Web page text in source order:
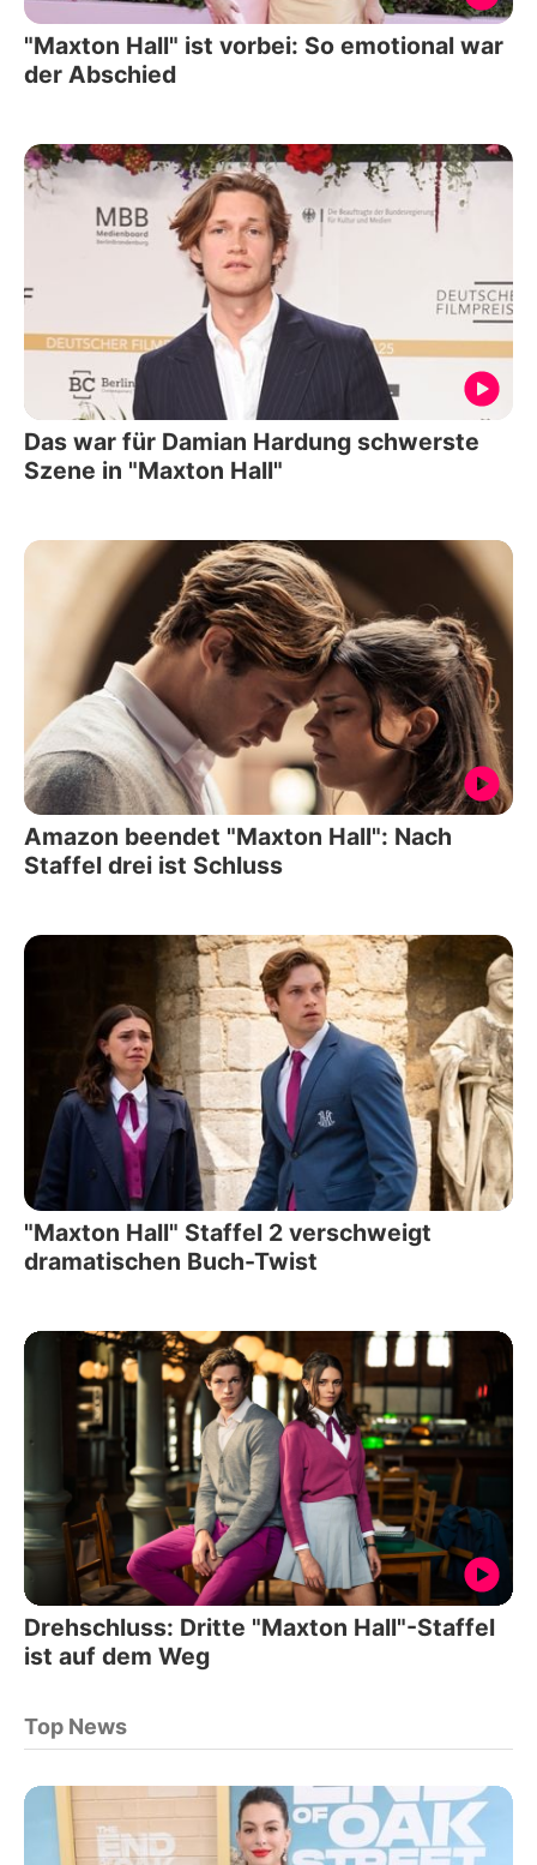
"Maxton Hall" ist vorbei: So emotional war
der Abschied
Das war für Damian Hardung schwerste
Szene in "Maxton Hall"
Amazon beendet "Maxton Hall": Nach
Staffel drei ist Schluss
"Maxton Hall" Staffel 2 verschweigt
dramatischen Buch-Twist
Drehschluss: Dritte "Maxton Hall"-Staffel
ist auf dem Weg
Top News